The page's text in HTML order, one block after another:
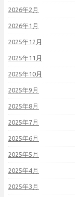
2026年2月
2026年1月
2025年12月
2025年11月
2025年10月
2025年9月
2025年8月
2025年7月
2025年6月
2025年5月
2025年4月
2025年3月